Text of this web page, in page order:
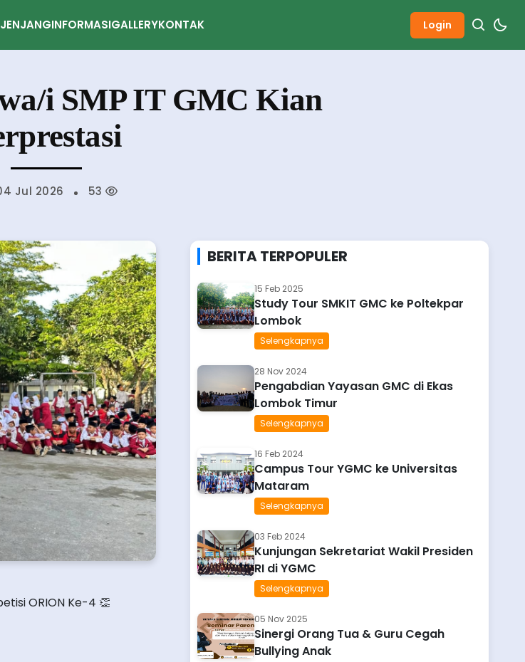
JENJANGINFORMASIGALLERYKONTAK Login
i SMP IT GMC Kian
Jul 2026 53
ORION Ke-4 👏
BERITA TERPOPULER
15 Feb 2025
Study Tour SMKIT GMC ke Poltekpar
Lombok
Selengkapnya
28 Nov 2024
Pengabdian Yayasan GMC di Ekas
Lombok Timur
Selengkapnya
16 Feb 2024
Campus Tour YGMC ke Universitas
Mataram
Selengkapnya
03 Feb 2024
Kunjungan Sekretariat Wakil Presiden
RI di YGMC
Selengkapnya
05 Nov 2025
Sinergi Orang Tua & Guru Cegah
Bullying Anak